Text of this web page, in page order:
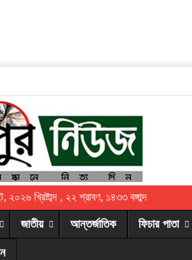
খ্রিষ্টাব্দ , ২২ শ্রাবণ, ১৪৩৩ বঙ্গাব্দ
জাতীয় আন্তর্জাতিক ফিচার পাতা